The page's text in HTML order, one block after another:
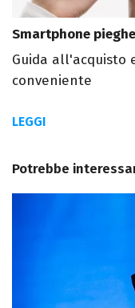
Smartphone
Guida all'acquisto
conveniente
LEGGI
Potrebbe